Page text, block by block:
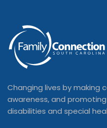
Changing lives by making
awareness, and
disabilities and special